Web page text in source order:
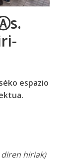
espazio
diren hiriak)